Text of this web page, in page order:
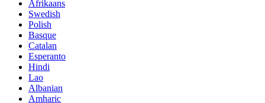
Afrikaans
Swedish
Polish
Basque
Catalan
Esperanto
Hindi
Lao
Albanian
Amharic